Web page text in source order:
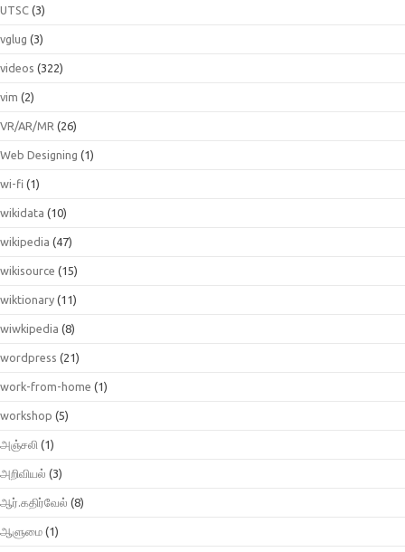
UTSC (3)
vglug (3)
videos (322)
vim (2)
VR/AR/MR (26)
Web Designing (1)
wi-fi (1)
wikidata (10)
wikipedia (47)
wikisource (15)
wiktionary (11)
wiwkipedia (8)
wordpress (21)
work-from-home (1)
workshop (5)
அஞ்சலி (1)
அறிவியல் (3)
ஆர்.கதிர்வேல் (8)
ஆளுமை (1)